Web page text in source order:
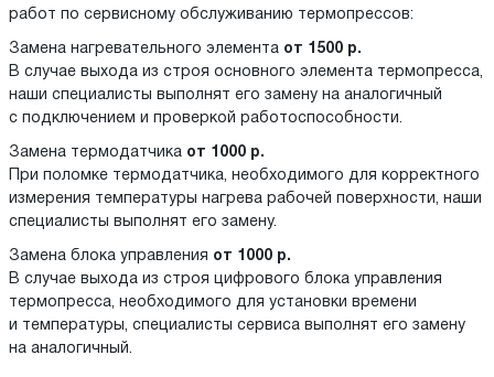
работ по сервисному обслуживанию термопрессов:
Замена нагревательного элемента от 1500 р.
В случае выхода из строя основного элемента термопресса,
наши специалисты выполнят его замену на аналогичный
с подключением и проверкой работоспособности.
Замена термодатчика от 1000 р.
При поломке термодатчика, необходимого для корректного
измерения температуры нагрева рабочей поверхности, наши
специалисты выполнят его замену.
Замена блока управления от 1000 р.
В случае выхода из строя цифрового блока управления
термопресса, необходимого для установки времени
и температуры, специалисты сервиса выполнят его замену
на аналогичный.